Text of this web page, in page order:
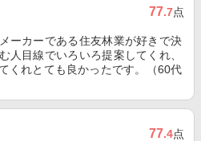
77.7点
ーカーである住友林業が好きで決
人目線でいろいろ提案してくれ、
くれとても良かったです。（60代
77.4点